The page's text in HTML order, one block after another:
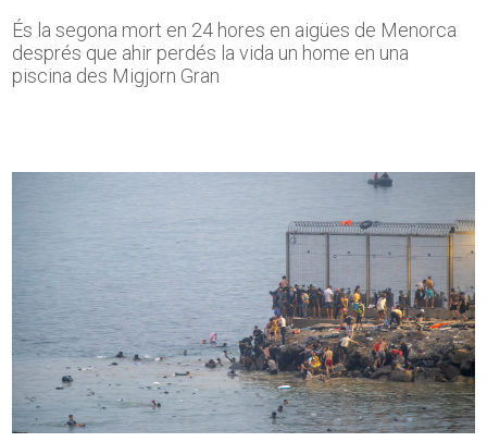
És la segona mort en 24 hores en aigües de Menorca
després que ahir perdés la vida un home en una
piscina des Migjorn Gran